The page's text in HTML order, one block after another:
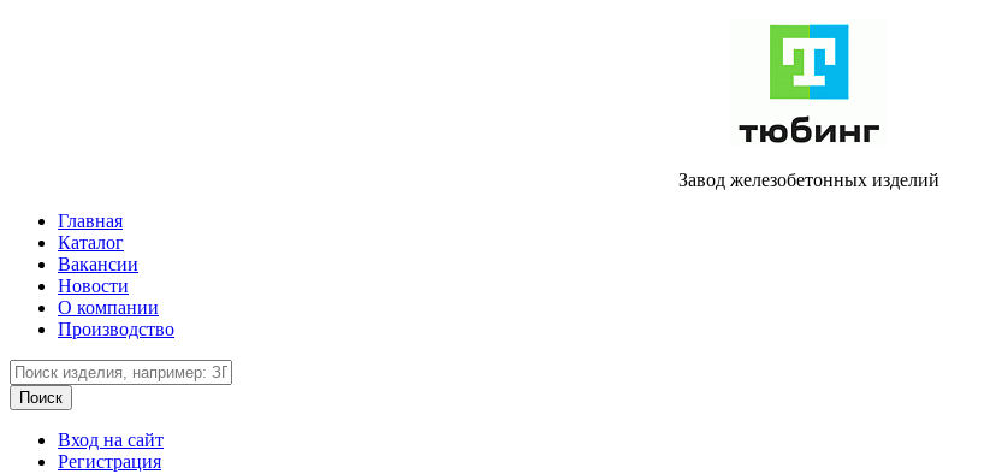
Завод железобетонных изделий
Главная
Каталог
Вакансии
Новости
О компании
Производство
Вход на сайт
Регистрация